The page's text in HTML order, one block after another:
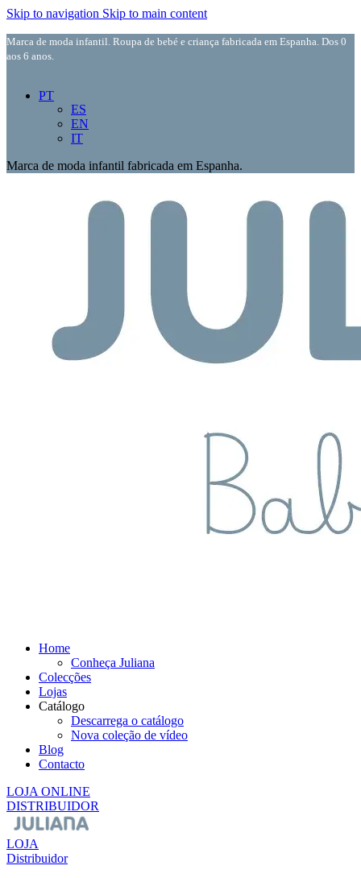
Skip to navigation Skip to main content
Marca de moda infantil. Roupa de bebé e criança fabricada em Espanha. Dos 0
aos 6 anos.
PT
ES
EN
IT
Marca de moda infantil fabricada em Espanha.
Home
Conheça Juliana
Colecções
Lojas
Catálogo
Descarrega o catálogo
Nova coleção de vídeo
Blog
Contacto
LOJA ONLINE
DISTRIBUIDOR
LOJA
Distribuidor